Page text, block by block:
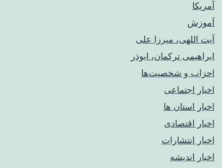
آمریکا
آموزش
آیت اللهی، میرزا علی
ابراهیمی ترکمان، ابوذر
احزاب و شخصیت‌ها
اخبار اجتماعی
اخبار استان ها
اخبار اقتصادی
اخبار انتشارات
اخبار اندیشه